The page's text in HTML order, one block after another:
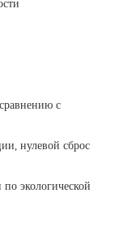
с
нулевой сброс
экологической